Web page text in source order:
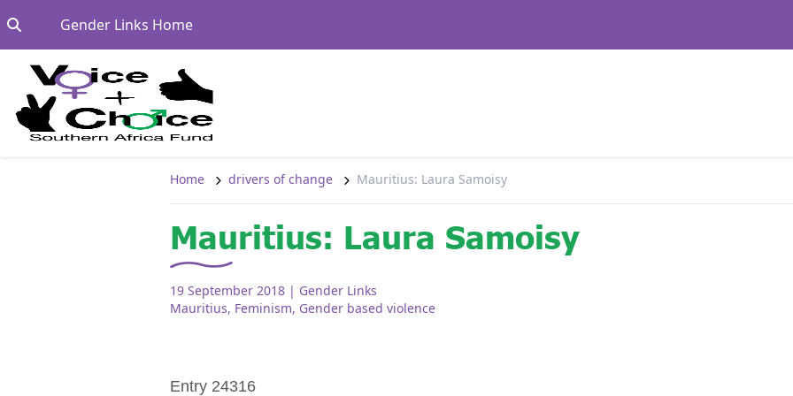
Gender Links HomeGo to:
Home drivers of change Mauritius: Laura Samoisy
Mauritius: Laura Samoisy
19 September 2018 | Gender Links
Mauritius, Feminism, Gender based violence
Entry 24316